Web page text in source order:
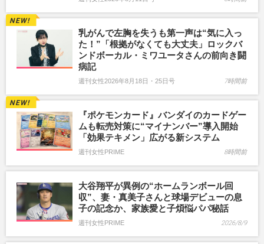
乳がんで左胸を失うも第一声は“気に入っ
た！”「根拠がなくても大丈夫」ロックバ
ンドボーカル・ミワユータさんの前向き闘
病記
週刊女性2026年8月18日・25日号 7時間前
『ポケモンカード』バンダイのカードゲー
ムも転売対策に“マイナンバー”導入開始
「効果テキメン」広がる新システム
週刊女性PRIME 8時間前
大谷翔平が異例の“ホームランボール回
収”、妻・真美子さんと球場デビューの息
子の記念か、家族愛と子煩悩パパ秘話
週刊女性PRIME 2026/8/9